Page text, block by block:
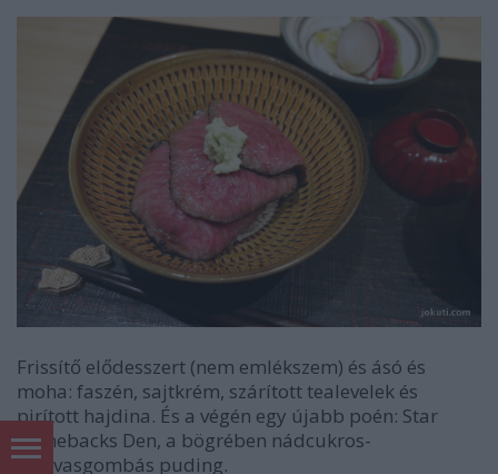
Frissítő elődesszert (nem emlékszem) és ásó és
moha: faszén, sajtkrém, szárított tealevelek és
pirított hajdina. És a végén egy újabb poén: Star
Comebacks Den, a bögrében nádcukros-
szarvasgombás puding.